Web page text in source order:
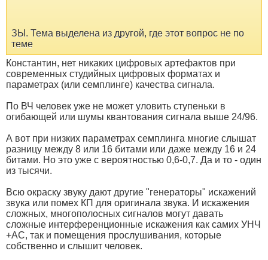
ЗЫ. Тема выделена из другой, где этот вопрос не по
теме
Константин, нет никаких цифровых артефактов при
современных студийных цифровых форматах и
параметрах (или семплинге) качества сигнала.
По ВЧ человек уже не может уловить ступеньки в
огибающей или шумы квантования сигнала выше 24/96.
А вот при низких параметрах семплинга многие слышат
разницу между 8 или 16 битами или даже между 16 и 24
битами. Но это уже с вероятностью 0,6-0,7. Да и то - один
из тысячи.
Всю окраску звуку дают другие "генераторы" искажений
звука или помех КП для оригинала звука. И искажения
сложных, многополосных сигналов могут давать
сложные интерференционные искажения как самих УНЧ
+АС, так и помещения прослушивания, которые
собственно и слышит человек.